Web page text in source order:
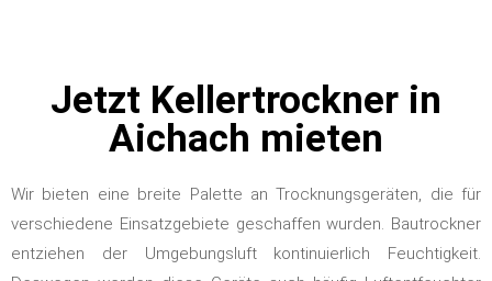
Jetzt Kellertrockner in
Aichach mieten
Wir bieten eine breite Palette an Trocknungsgeräten, die für
verschiedene Einsatzgebiete geschaffen wurden. Bautrockner
entziehen der Umgebungsluft kontinuierlich Feuchtigkeit.